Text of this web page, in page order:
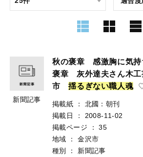
新聞記事
秋の褒章 感激胸に気
褒章 灰外達夫さん木工
市揺る ぎない職 人魂
掲載紙 ：
北國：朝刊
掲載日
：
2008-11-02
掲載ページ
：
35
地域
：
金沢市
種別
： 新聞記事